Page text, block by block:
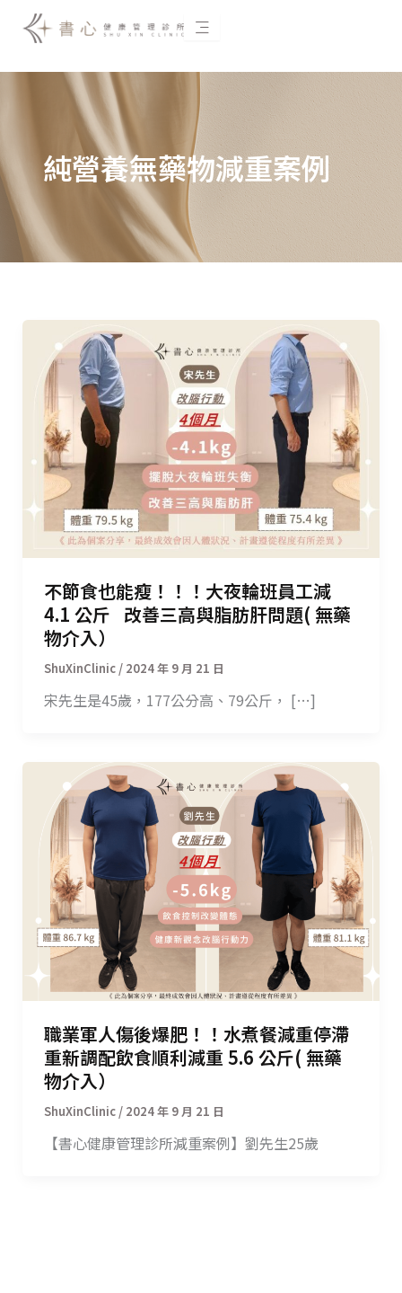
純營養無藥物減重案例
不節食也能瘦！！！大夜輪班員工減
4.1 公斤 改善三高與脂肪肝問題( 無藥
物介入）
/ 2024 年 9 月 21 日
宋先生是45歲，177公分高、79公斤， […]
職業軍人傷後爆肥！！水煮餐減重停滯
重新調配飲食順利減重 5.6 公斤( 無藥
物介入）
/ 2024 年 9 月 21 日
【書心健康管理診所減重案例】劉先生25歲